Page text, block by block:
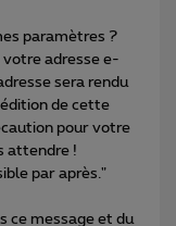
paramètres ?
adresse e-
sera rendu
de cette
pour votre
attendre !
par après."
ce message et du